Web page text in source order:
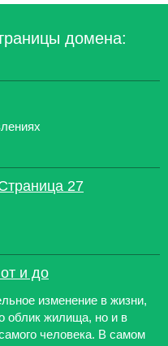
домена:
27
и до
изменение в жизни,
облик жилища, но и в
человека. В самом